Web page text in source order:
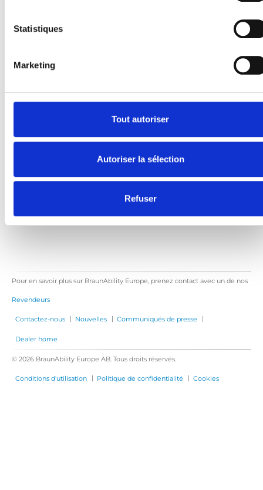
Statistiques
Marketing
Tout autoriser
Autoriser la sélection
Refuser
Nouvelles
Videos
À propos de nous
Sécurité Égale
Pour en savoir plus sur BraunAbility Europe, prenez contact avec un de nos
Revendeurs
Contactez-nous | Nouvelles | Communiqués de presse |
Dealer home
© 2026 BraunAbility Europe AB. Tous droits réservés.
Conditions d'utilisation | Politique de confidentialité | Cookies